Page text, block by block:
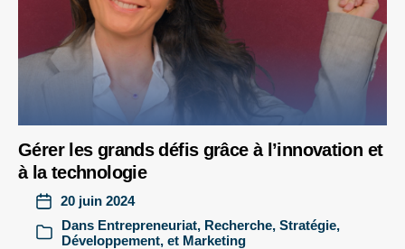
Gérer les grands défis grâce à l’innovation et
à la technologie
20 juin 2024
Dans Entrepreneuriat, Recherche, Stratégie,
Développement, et Marketing